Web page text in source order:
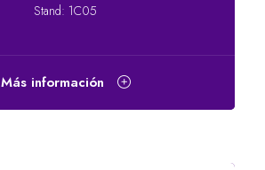
Stand: 1C05
Más información